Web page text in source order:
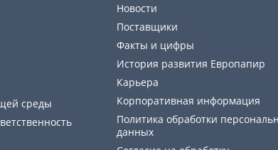
среды
Новости
Поставщики
Факты и цифры
История развития Европапир
Карьера
Корпоративная информация
Политика обработки
данных